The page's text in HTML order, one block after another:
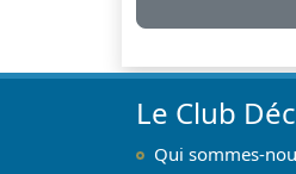
Le Club
Qui sommes-